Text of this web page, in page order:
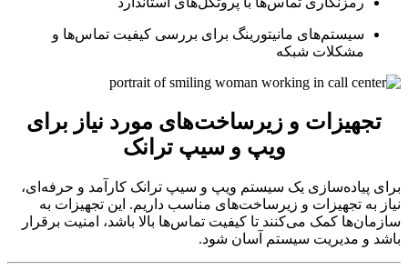
سیستم‌های مانیتورینگ برای بررسی کیفیت تماس‌ها و
مشکلات شبکه
و زیرساخت‌های مورد نیاز برای
ویپ و سیپ ترانک
پیاده‌سازی یک سیستم ویپ و سیپ ترانک کارآمد و حرفه‌ای،
به تجهیزات و زیرساخت‌های مناسب داریم. این تجهیزات به
کمک می‌کنند تا کیفیت تماس‌ها بالا باشد، امنیت برقرار
و مدیریت سیستم آسان شود.